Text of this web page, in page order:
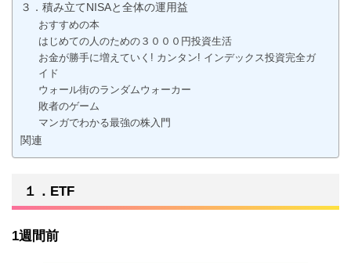
３．積み立てNISAと全体の運用益
おすすめの本
はじめての人のための３０００円投資生活
お金が勝手に増えていく! カンタン! インデックス投資完全ガ
イド
ウォール街のランダムウォーカー
敗者のゲーム
マンガでわかる最強の株入門
関連
１．ETF
1週間前